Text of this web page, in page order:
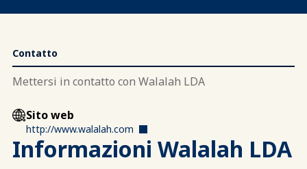
Contatto
Mettersi in contatto con Walalah LDA
Sito web
http://www.walalah.com
Informazioni Walalah LDA